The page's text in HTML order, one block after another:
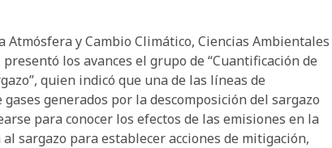
y Cambio Climático, Ciencias Ambientales
los avances el grupo de “Cuantificación de
quien indicó que una de las líneas de
generados por la descomposición del sargazo
para conocer los efectos de las emisiones en la
sargazo para establecer acciones de mitigación,